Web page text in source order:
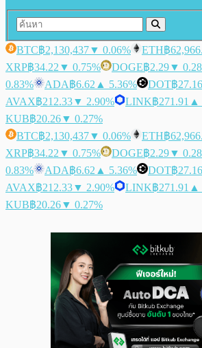
BTC฿2,130,437▼ 0.06% ETH฿
XRP฿34.22 ▼ 0.75% DOGE฿2.29▼
0.83%
ADA฿6.62 ▲ 5.36% DOT฿27.16
AVAX฿212.33▼ 2.90% LINK฿271.91 ▲
KUB฿20.26▼ 0.27%
BTC฿2,130,437▼ 0.06% ETH฿
XRP฿34.22 ▼ 0.75% DOGE฿2.29▼
0.83%
ADA฿6.62 ▲ 5.36% DOT฿27.16
AVAX฿212.33▼ 2.90% LINK฿271.91 ▲
KUB฿20.26▼ 0.27%